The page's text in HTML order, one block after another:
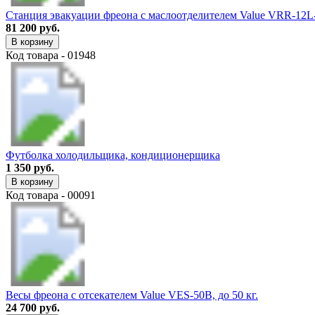
Станция эвакуации фреона с маслоотделителем Value VRR-
81 200 руб.
В корзину
Код товара - 01948
Футболка холодильщика, кондиционерщика
1 350 руб.
В корзину
Код товара - 00091
Весы фреона с отсекателем Value VES-50B, до 50 кг.
24 700 руб.